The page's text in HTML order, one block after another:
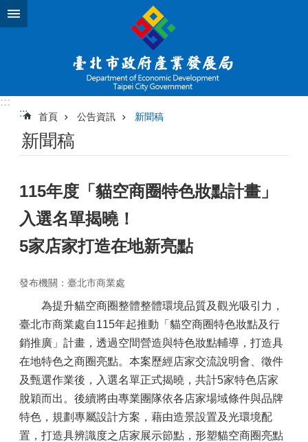
跳到主要內容區塊
:::
:::
首頁 公告資訊 新聞稿
新聞稿
115年度「貓空商圈特色妝點計畫」
入選名單揭曉！
5家店家打造在地新亮點
發布機關：臺北市商業處
為提升貓空商圈整體整體環境品質及觀光吸引力，
臺北市商業處自115年起推動「貓空商圈特色妝點及行
銷推廣」計畫，透過空間營造與特色妝點輔導，打造具
在地特色之商圈亮點。本案歷經店家交流說明會、徵件
及甄選作業後，入選名單正式揭曉，共計5家特色店家
脫穎而出。後續將由專業團隊依各店家場域條件與品牌
特色，規劃專屬設計方案，藉由造景設置及光環境配
置，打造具辨識度之店家展示節點，形塑貓空商圈亮點